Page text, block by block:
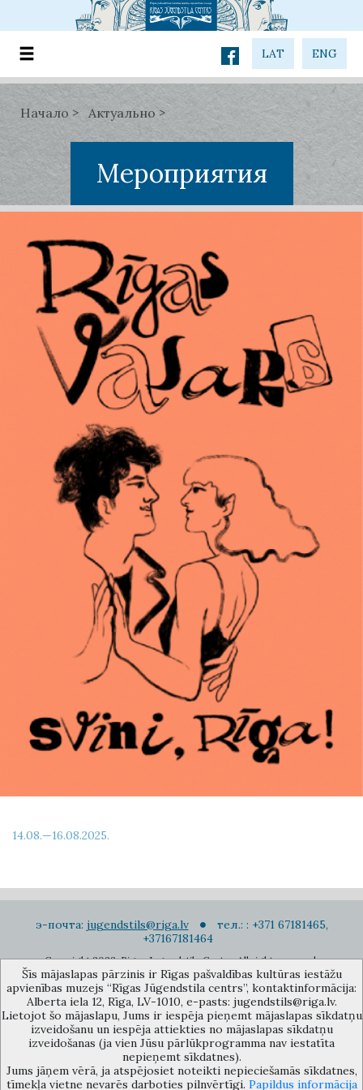
LAT ENG
Начало Актуально
Мероприятия
14.08.—16.08.2025.
э-почта: jugendstils@riga.lv
тел.: : +371 67181465,
+37167181464
Copyright 2022. Rigas Jugendstila Centrs. All right reserved.
Подписаться на новости
Музей объединения культурных учереждений Рижского
самоуправления «Рижский центр югендстиля», улица Альберта 12,
Šīs mājaslapas pārzinis ir Rīgas pašvaldības kultūras iestāžu
apvienības muzejs “Rīgas Jūgendstila centrs”, kontaktinformācija:
Alberta iela 12, Rīga, LV-1010, e-pasts: jugendstils@riga.lv.
Lietojot šo mājaslapu, Jums ir iespēja pieņemt mājaslapas sīkdatņu
izveidošanu un iespēja attiekties no mājaslapas sīkdatņu
izveidošanas (ja vien Jūsu pārlūkprogramma nav iestatīta
nepieņemt sīkdatnes).
Jums jāņem vērā, ja atspējosiet noteikti nepieciešamās sīkdatnes,
tīmekļa vietne nevarēs darboties pilnvērtīgi. Papildus informācija